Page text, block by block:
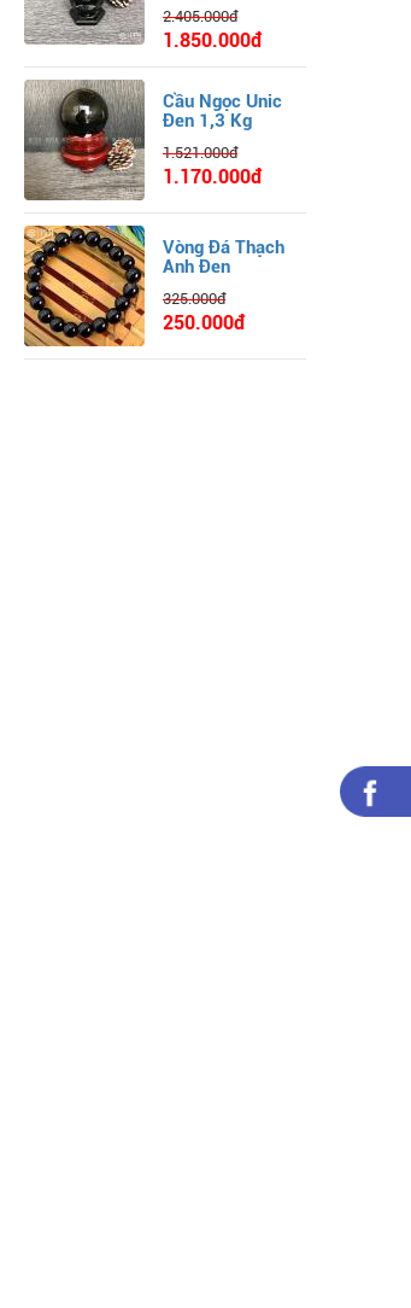
2.405.000đ
1.850.000đ
Cầu Ngọc Unic
Đen 1,3 Kg
1.521.000đ
1.170.000đ
Vòng Đá Thạch
Anh Đen
325.000đ
250.000đ